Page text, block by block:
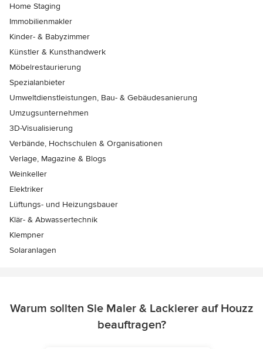
Home Staging
Immobilienmakler
Kinder- & Babyzimmer
Künstler & Kunsthandwerk
Möbelrestaurierung
Spezialanbieter
Umweltdienstleistungen, Bau- & Gebäudesanierung
Umzugsunternehmen
3D-Visualisierung
Verbände, Hochschulen & Organisationen
Verlage, Magazine & Blogs
Weinkeller
Elektriker
Lüftungs- und Heizungsbauer
Klär- & Abwassertechnik
Klempner
Solaranlagen
Warum sollten Sie Maler & Lackierer auf Houzz
beauftragen?